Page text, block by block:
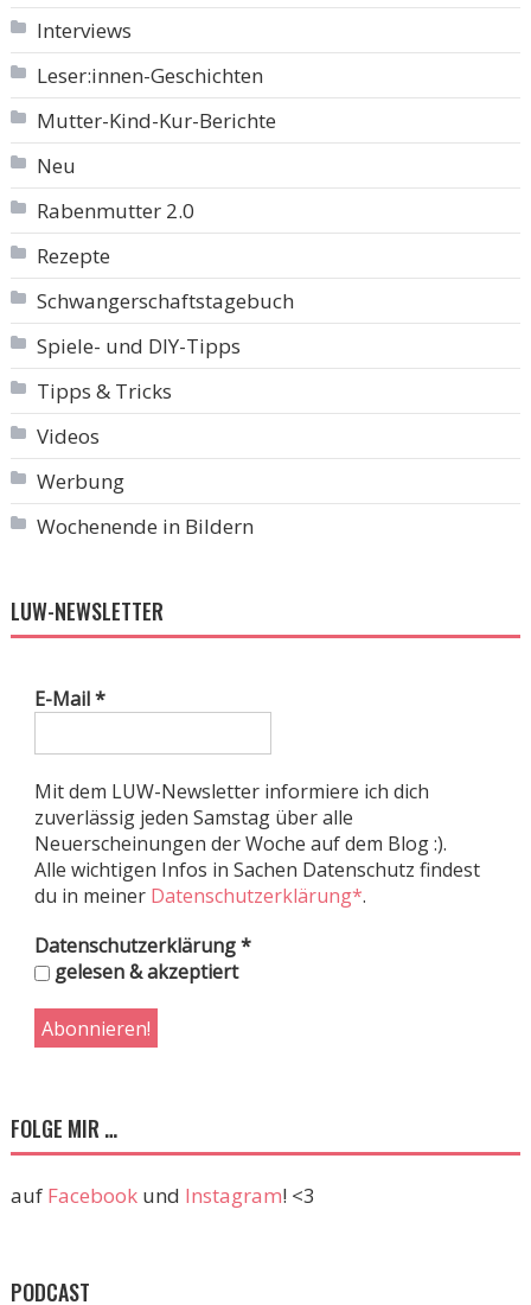
Interviews
Leser:innen-Geschichten
Mutter-Kind-Kur-Berichte
Neu
Rabenmutter 2.0
Rezepte
Schwangerschaftstagebuch
Spiele- und DIY-Tipps
Tipps & Tricks
Videos
Werbung
Wochenende in Bildern
LUW-NEWSLETTER
E-Mail*
Mit dem LUW-Newsletter informiere ich dich
zuverlässig jeden Samstag über alle
Neuerscheinungen der Woche auf dem Blog :).
Alle wichtigen Infos in Sachen Datenschutz findest
du in meiner Datenschutzerklärung*.
Datenschutzerklärung*
gelesen & akzeptiert
FOLGE MIR …
auf Facebookund Instagram! <3
PODCAST